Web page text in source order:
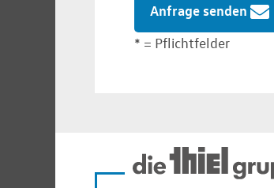
Anfrage senden
* = Pflichtfelder